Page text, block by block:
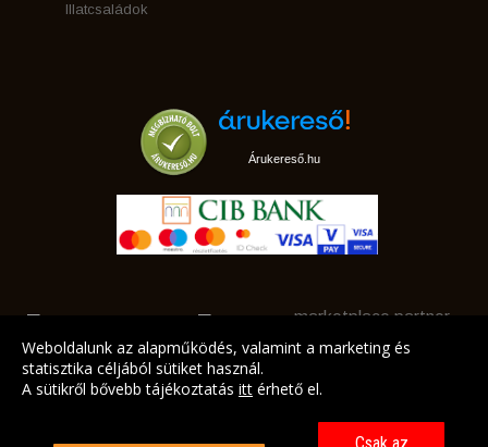
Illatcsaládok
Árukereső.hu
marketplace partner
Weboldalunk az alapműködés, valamint a marketing és
statisztika céljából sütiket használ.
A sütikről bővebb tájékoztatás itt érhető el.